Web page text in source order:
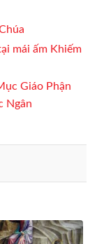
mái ấm Khiếm
Giáo Phận
Ngân